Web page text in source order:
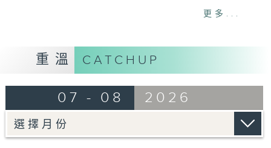
澳門：「粵澳養老通+」便利在粵收取澳門社保
梅州：國家級非遺「嶺南陳氏針法」進駐梅州
蘇州：蘆墟設計島啟用老廠房變身美學空間
廣為人知
廣州：本土機器人智創灣區新生態
廣州：廣州落地城市級衛生健康AI支撐平台
更多...
重溫 CATCHUP
07 - 08 2026